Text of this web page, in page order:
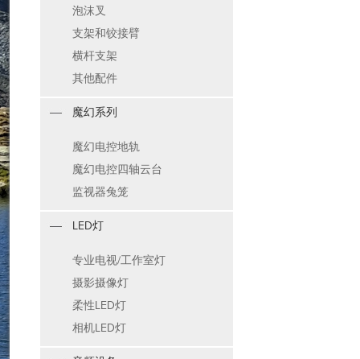
泡沫叉
支架和铰接臂
横杆支架
其他配件
魔幻系列
魔幻电控地轨
魔幻电控四轴云台
监视器兔笼
LED灯
专业电视/工作室灯
摄影摄像灯
柔性LED灯
相机LED灯